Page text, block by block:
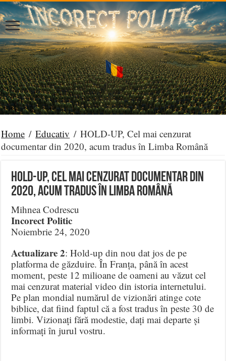
Home / Educativ / HOLD-UP, Cel mai cenzurat
documentar din 2020, acum tradus în Limba Română
HOLD-UP, Cel mai cenzurat documentar din
2020, acum tradus în Limba Română
Mihnea Codrescu
Incorect Politic
Noiembrie 24, 2020
Actualizare 2: Hold-up din nou dat jos de pe
platforma de găzduire. În Franța, până în acest
moment, peste 12 milioane de oameni au văzut cel
mai cenzurat material video din istoria internetului.
Pe plan mondial numărul de vizionări atinge cote
biblice, dat fiind faptul că a fost tradus în peste 30 de
limbi. Vizionați fără modestie, dați mai departe și
informați în jurul vostru.